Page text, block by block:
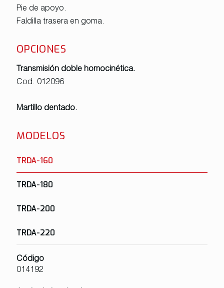
Pie de apoyo.
Faldilla trasera en goma.
OPCIONES
Transmisión doble homocinética.
Cod. 012096
Martillo dentado.
MODELOS
TRDA-160
TRDA-180
TRDA-200
TRDA-220
Código
014192